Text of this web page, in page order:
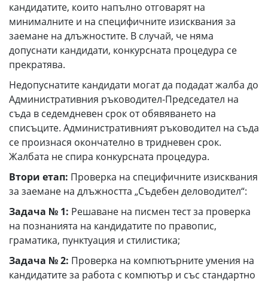
кандидатите, които напълно отговарят на
минималните и на специфичните изисквания за
заемане на длъжностите. В случай, че няма
допуснати кандидати, конкурсната процедура се
прекратява.
Недопуснатите кандидати могат да подадат жалба до
Административния ръководител-Председател на
съда в седемдневен срок от обявяването на
списъците. Административният ръководител на съда
се произнася окончателно в тридневен срок.
Жалбата не спира конкурсната процедура.
Втори етап: Проверка на специфичните изисквания
за заемане на длъжността „Съдебен деловодител“:
Задача № 1: Решаване на писмен тест за проверка
на познанията на кандидатите по правопис,
граматика, пунктуация и стилистика;
Задача № 2: Проверка на компютърните умения на
кандидатите за работа с компютър и със стандартно